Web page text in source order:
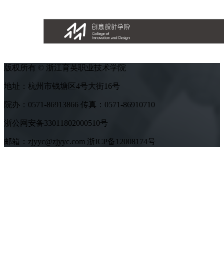
版权所有 © 浙江育英职业技术学院
地址：杭州市钱塘区4号大街16号
院办：0571-86913866 传真：0571-86910710
浙公网安备33011802000510号
邮箱：zjyyc@zjyyc.com 浙ICP备12008174号